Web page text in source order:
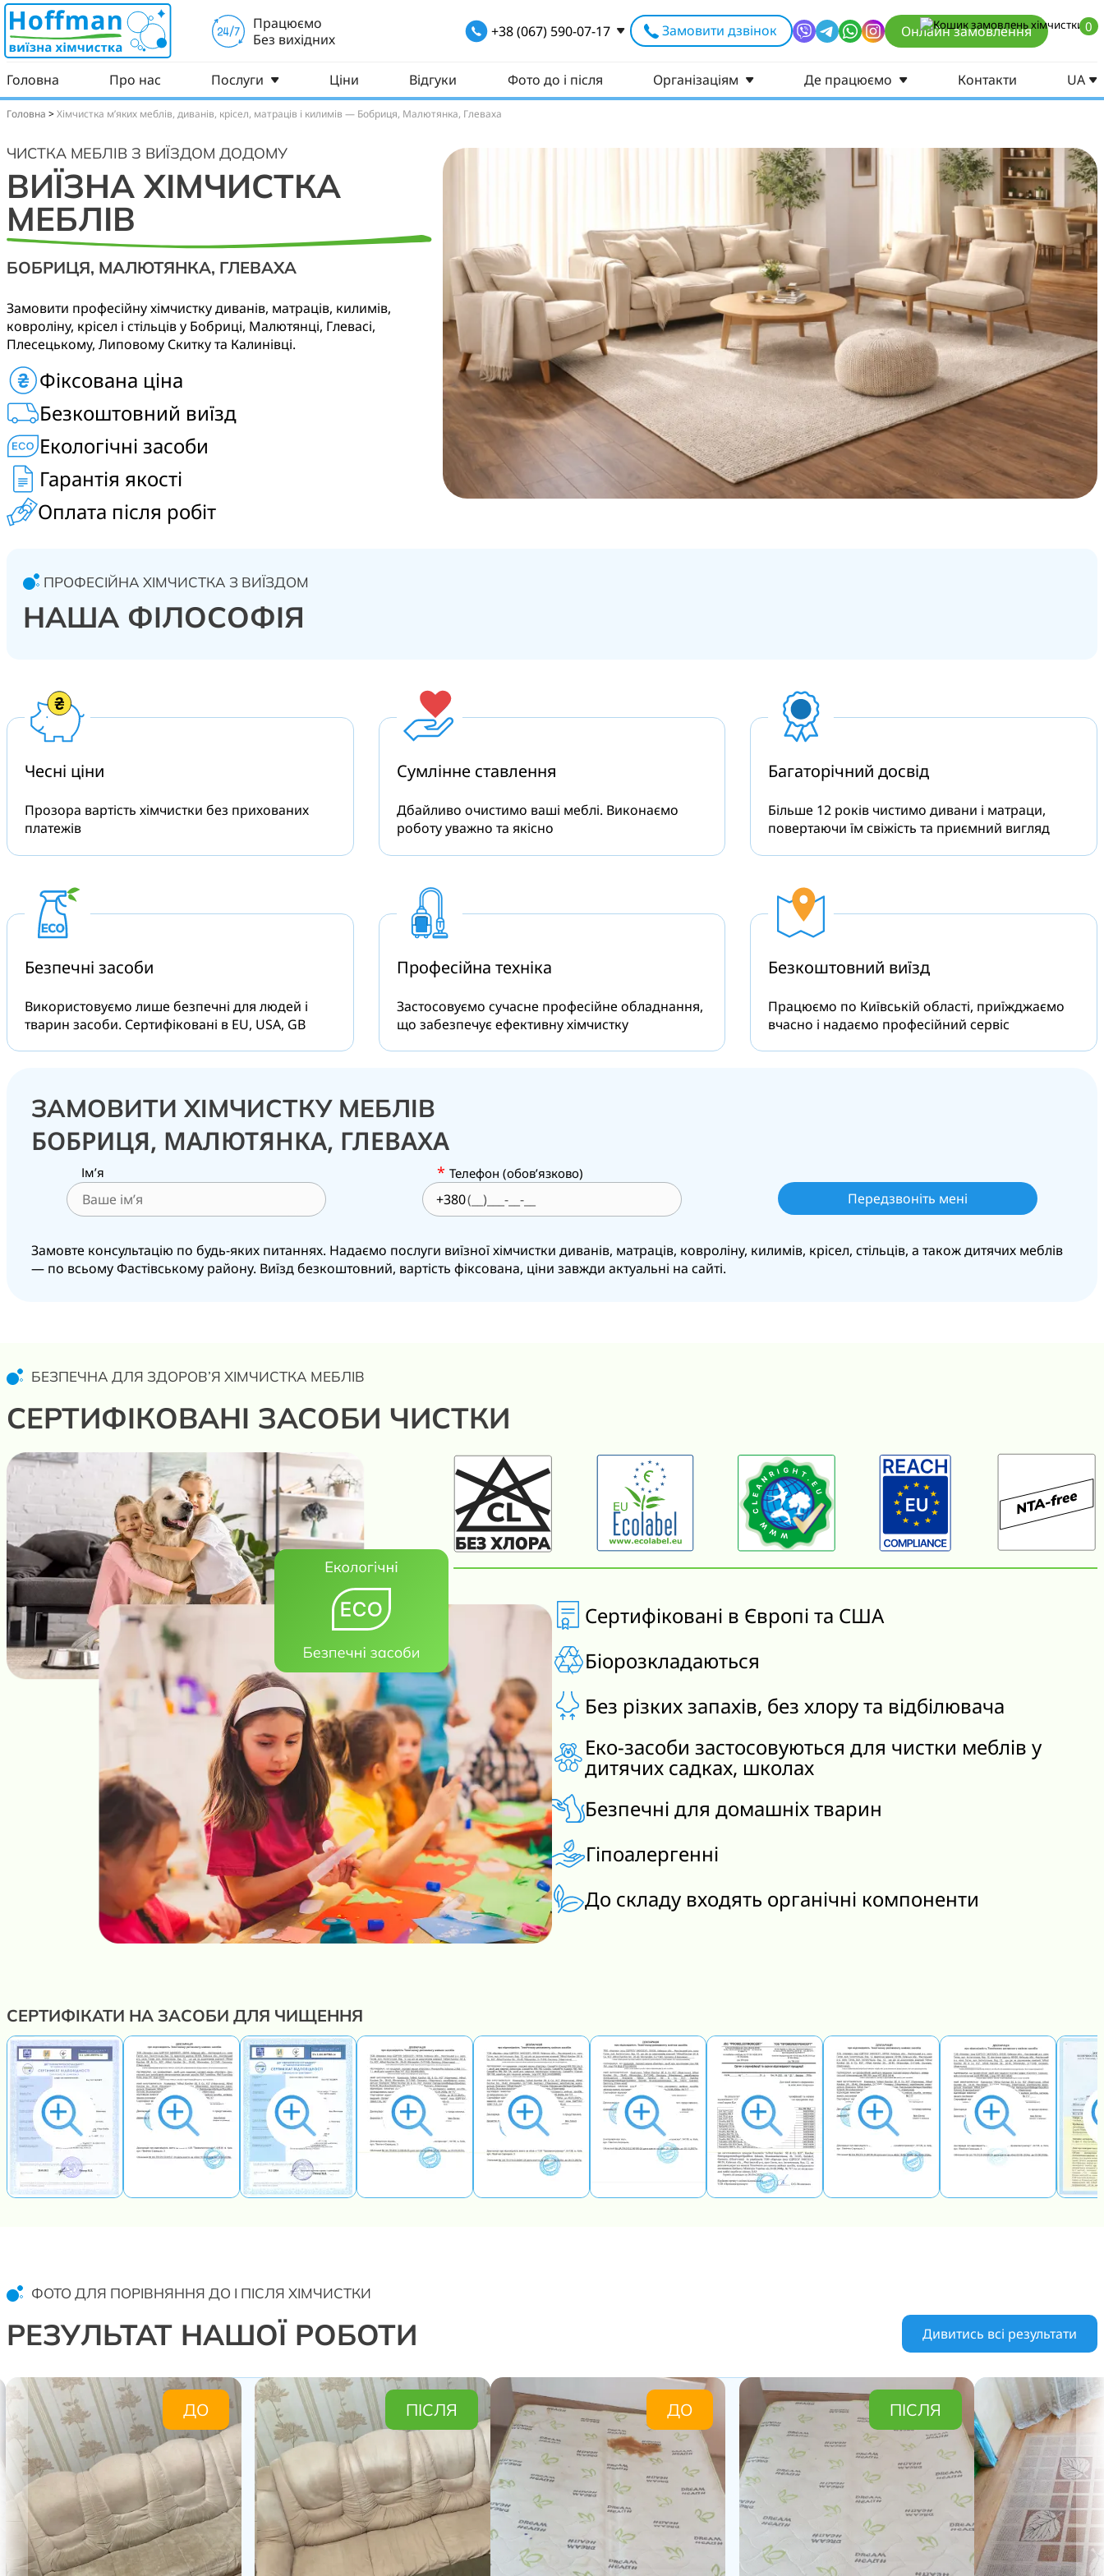
0
Працюємо
Без вихідних
+38 (067) 590-07-17 Замовити дзвінок Онлайн замовлення
Головна Про нас Послуги Ціни Відгуки Фото до і після Організаціям Де працюємо Контакти UA
Головна >Хімчистка м’яких меблів, диванів, крісел, матраців і килимів — Бобриця, Малютянка, Глеваха
ЧИСТКА МЕБЛІВ З ВИЇЗДОМ ДОДОМУ
ВИЇЗНА ХІМЧИСТКА
МЕБЛІВ
БОБРИЦЯ, МАЛЮТЯНКА, ГЛЕВАХА
Замовити професійну хімчистку диванів, матраців, килимів,
ковроліну, крісел і стільців у Бобриці, Малютянці, Глевасі,
Плесецькому, Липовому Скитку та Калинівці.
Фіксована ціна
Безкоштовний виїзд
Екологічні засоби
Гарантія якості
Оплата після робіт
ПРОФЕСІЙНА ХІМЧИСТКА З ВИЇЗДОМ
НАША ФІЛОСОФІЯ
Чесні ціни
Прозора вартість хімчистки без прихованих
платежів
Сумлінне ставлення
Дбайливо очистимо ваші меблі. Виконаємо
роботу уважно та якісно
Багаторічнийдосвід
Більше 12 років чистимо дивани і матраци,
повертаючи їм свіжість та приємний вигляд
Безпечнізасоби
Використовуємо лише безпечні для людей і
тварин засоби. Сертифіковані в EU, USA, GB
Професійна техніка
Застосовуємо сучасне професійне обладнання,
що забезпечує ефективну хімчистку
Безкоштовний виїзд
Працюємо по Київській області, приїжджаємо
вчасно і надаємо професійний сервіс
ЗАМОВИТИ ХІМЧИСТКУ МЕБЛІВ
БОБРИЦЯ, МАЛЮТЯНКА, ГЛЕВАХА
Ім’я * Телефон (обов’язково)
+380
Замовте консультацію по будь-яких питаннях. Надаємо послуги виїзної хімчистки диванів, матраців, ковроліну, килимів, крісел, стільців, а також дитячих меблів
— по всьому Фастівському району. Виїзд безкоштовний, вартість фіксована, ціни завжди актуальні на сайті.
БЕЗПЕЧНА ДЛЯ ЗДОРОВ’Я ХІМЧИСТКА МЕБЛІВ
СЕРТИФІКОВАНІ ЗАСОБИ ЧИСТКИ
Сертифіковані в Європі та США
Біорозкладаються
Без різких запахів, без хлору та відбілювача
Еко-засоби застосовуються для чистки меблів у
дитячих садках, школах
Безпечні для домашніх тварин
Гіпоалергенні
До складу входять органічні компоненти
СЕРТИФІКАТИ НА ЗАСОБИ ДЛЯ ЧИЩЕННЯ
ФОТО ДЛЯ ПОРІВНЯННЯ ДО І ПІСЛЯ ХІМЧИСТКИ
РЕЗУЛЬТАТ НАШОЇ РОБОТИ Дивитись всі результати
ДО ПІСЛЯ ДО ПІСЛЯ